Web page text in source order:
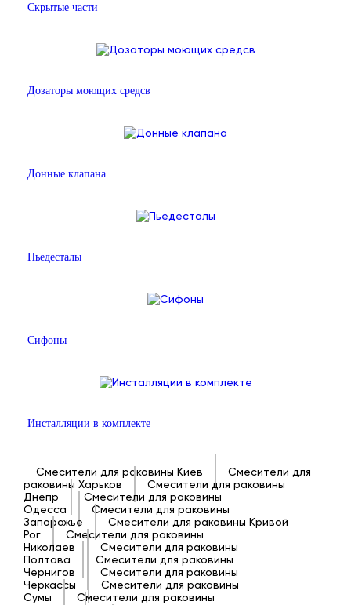
Скрытые части
Дозаторы моющих средсв
Донные клапана
Пьедесталы
Сифоны
Инсталляции в комплекте
Смесители для раковины Киев
Смесители для
раковины Харьков
Смесители для раковины
Днепр
Смесители для раковины
Одесса
Смесители для раковины
Запорожье
Смесители для раковины Кривой
Рог
Смесители для раковины
Николаев
Смесители для раковины
Полтава
Смесители для раковины
Чернигов
Смесители для раковины
Черкассы
Смесители для раковины
Сумы
Смесители для раковины